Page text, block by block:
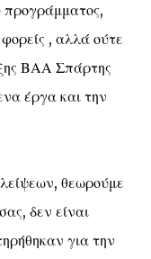
προγράμματος,
, αλλά ούτε
ΒΑΑ Σπάρτης
έργα και την
θεωρούμε
δεν είναι
για την